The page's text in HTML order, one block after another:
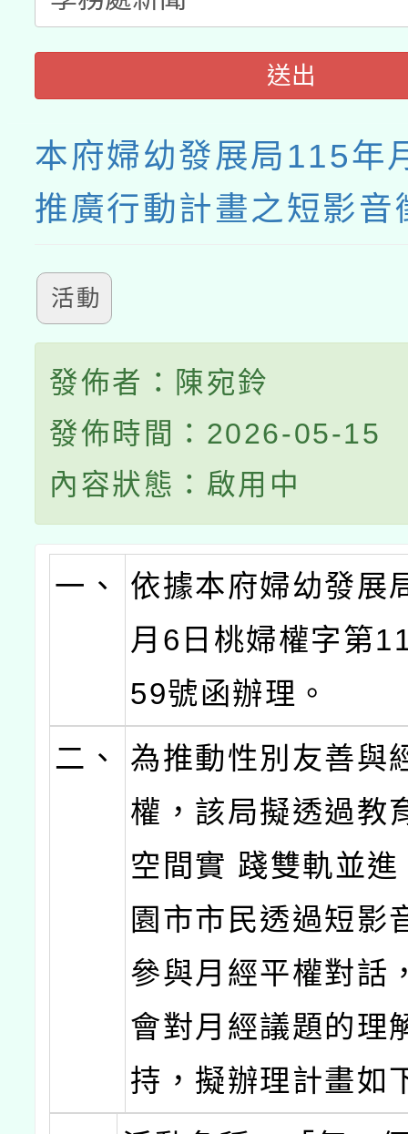
送出
本府婦幼發展局115年
推廣行動計畫之短影音
活動
發佈者：陳宛鈴
發佈時間：2026-05-15
內容狀態：啟用中
一、
依據本府婦幼發展
月6日桃婦權字第
59號函辦理。
二、
為推動性別友善與
權，該局擬透過教
空間實 踐雙軌並
園市市民透過短影
參與月經平權對話
會對月經議題的理
持，擬辦理計畫如